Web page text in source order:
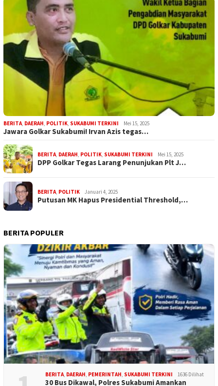
BERITA, DAERAH, POLITIK, SUKABUMI TERKINI Mei 15, 2025
Jawara Golkar Sukabumi! Irvan Azis tegas…
BERITA, DAERAH, POLITIK, SUKABUMI TERKINI Mei 15, 2025
DPP Golkar Tegas Larang Penunjukan Plt J…
BERITA, POLITIK Januari 4, 2025
Putusan MK Hapus Presidential Threshold,…
BERITA POPULER
BERITA, DAERAH, PEMERINTAH, SUKABUMI TERKINI 1636 Dilihat
30 Bus Dikawal, Polres Sukabumi Amankan